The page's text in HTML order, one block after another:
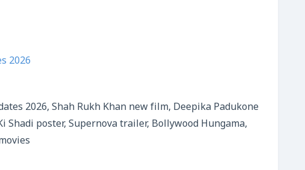
2026
2026, Shah Rukh Khan new film, Deepika Padukone
Shadi poster, Supernova trailer, Bollywood Hungama,